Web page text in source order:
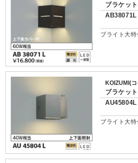
ブラケット
AB38071L
ブライト大特
KOIZUMI(
ブラケット
AU45804L
ブライト大特